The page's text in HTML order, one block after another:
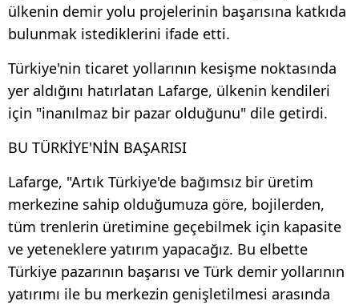
ülkenin demir yolu projelerinin başarısına katkıda
bulunmak istediklerini ifade etti.
Türkiye'nin ticaret yollarının kesişme noktasında
yer aldığını hatırlatan Lafarge, ülkenin kendileri
için "inanılmaz bir pazar olduğunu" dile getirdi.
BU TÜRKİYE'NİN BAŞARISI
Lafarge, "Artık Türkiye'de bağımsız bir üretim
merkezine sahip olduğumuza göre, bojilerden,
tüm trenlerin üretimine geçebilmek için kapasite
ve yeteneklere yatırım yapacağız. Bu elbette
Türkiye pazarının başarısı ve Türk demir yollarının
yatırımı ile bu merkezin genişletilmesi arasında